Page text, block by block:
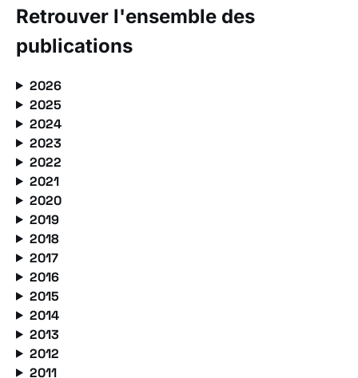
Retrouver l'ensemble des
publications
2026
2025
2024
2023
2022
2021
2020
2019
2018
2017
2016
2015
2014
2013
2012
2011